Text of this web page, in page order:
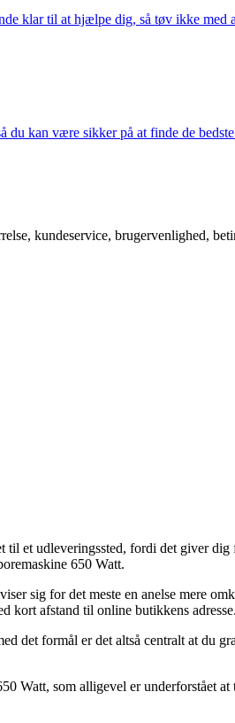
klar til at hjælpe dig, så tøv ikke med
kan være sikker på at finde de
kundeservice, brugervenlighed,
et udleveringssted, fordi det giver
650 Watt.
sig for det meste en anelse mere
kort afstand til online butikkens adresse.
det formål er det altså centralt at du
Watt, som alligevel er underforstået at